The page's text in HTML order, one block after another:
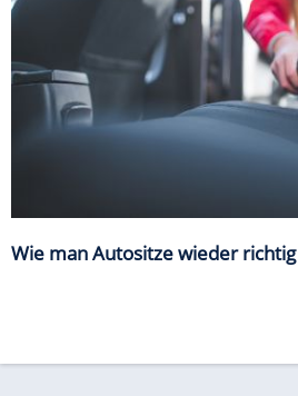
Wie man Autositze wieder